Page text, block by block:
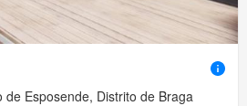
Esposende, Distrito de Braga